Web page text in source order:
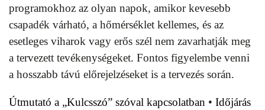
programokhoz az olyan napok, amikor kevesebb
csapadék várható, a hőmérséklet kellemes, és az
esetleges viharok vagy erős szél nem zavarhatják meg
a tervezett tevékenységeket. Fontos figyelembe venni
a hosszabb távú előrejelzéseket is a tervezés során.
Útmutató a „Kulcsszó” szóval kapcsolatban • Időjárás